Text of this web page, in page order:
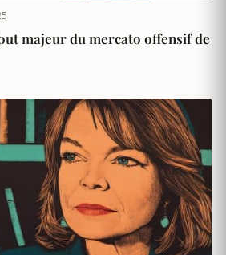
majeur du mercato offensif de